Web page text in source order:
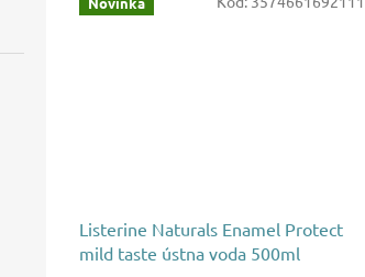
Listerine Naturals Enamel Protect
mild taste ústna voda 500ml